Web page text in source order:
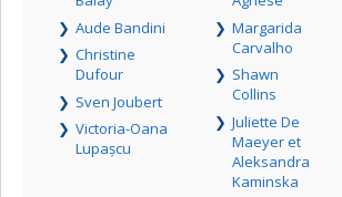
Aude Bandini
Christine
Dufour
Sven Joubert
Victoria-Oana
Lupașcu
Margarida
Carvalho
Shawn
Collins
Juliette De
Maeyer et
Aleksandra
Kaminska